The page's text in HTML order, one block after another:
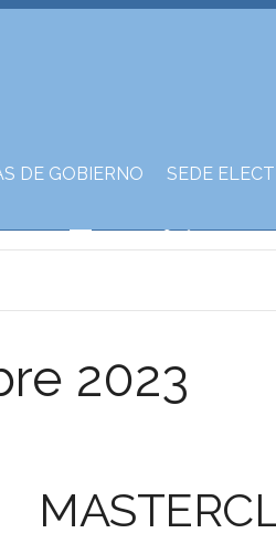
DE GOBIERNO SEDE
2023